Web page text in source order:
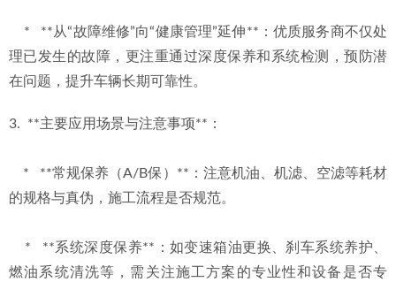
理已发生的故障，更注重通过深度保养和系统检测，预防潜
在问题，提升车辆长期可靠性。
3.  **主要应用场景与注意事项**：
的规格与真伪，施工流程是否规范。
燃油系统清洗等，需关注施工方案的专业性和设备是否专